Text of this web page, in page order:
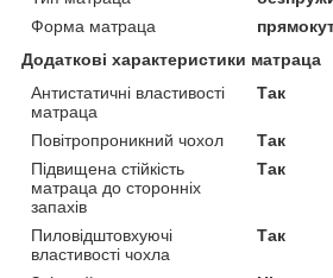
Форма матраца
Додаткові характеристики матраца
Антистатичні властивості
матраца
Так
Повітропроникний чохол
Так
Підвищена стійкість
матраца до сторонніх
запахів
Так
Пиловідштовхуючі
властивості чохла
Так